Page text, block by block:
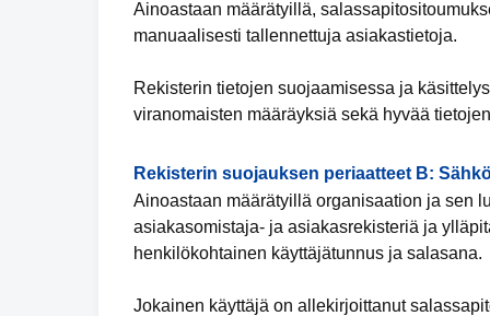
Ainoastaan määrätyillä,
manuaalisesti tallennettuja asiakastietoja.
Rekisterin tietojen suojaamisessa ja
viranomaisten määräyksiä sekä hyvää
Rekisterin suojauksen periaatteet B:
Ainoastaan määrätyillä organisaation ja sen
asiakasomistaja- ja asiakasrekisteriä ja
henkilökohtainen käyttäjätunnus ja salasana.
Jokainen käyttäjä on allekirjoittanut